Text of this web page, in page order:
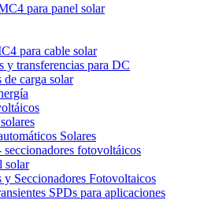
para panel solar
para cable solar
y transferencias para DC
carga solar
Solares
seccionadores fotovoltáicos
solar
y Seccionadores Fotovoltaicos
SPDs para aplicaciones